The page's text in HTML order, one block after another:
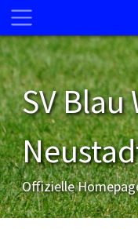
SV Blau
Offizielle